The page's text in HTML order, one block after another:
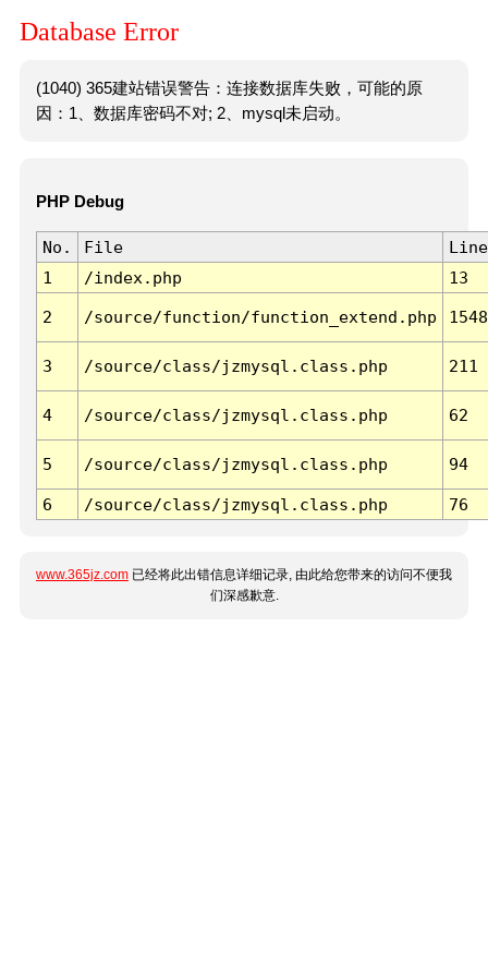
Database Error
(1040) 365建站错误警告：连接数据库失败，可能的原
因：1、数据库密码不对; 2、mysql未启动。
PHP Debug
No. File
Line
1
/index.php 13
2 /source/function/function_extend.php 1548
3 /source/class/jzmysql.class.php 211
4 /source/class/jzmysql.class.php 62
5 /source/class/jzmysql.class.php 94
6 /source/class/jzmysql.class.php 76
www.365jz.com 已经将此出错信息详细记录, 由此给您带来的访问不便我
们深感歉意.